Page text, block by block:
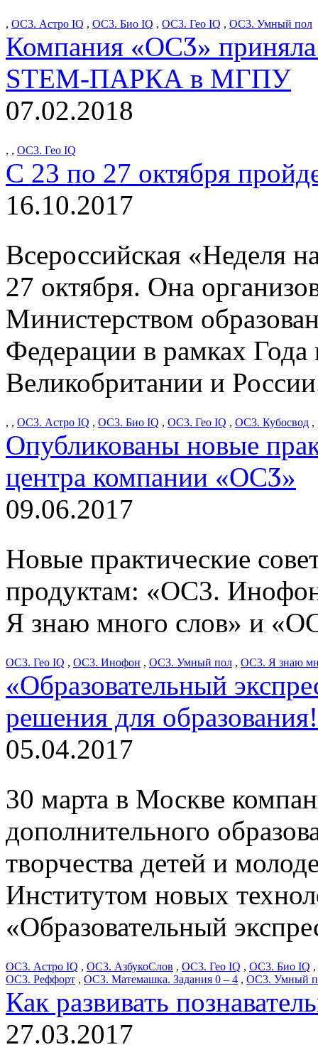
, ОС3. Астро IQ , ОС3. Био IQ , ОС3. Гео IQ , ОС3. Умный пол
Компания «ОСӠ» приняла
STEM-ПАРКА в МГПУ
07.02.2018
, , ОС3. Гео IQ
С 23 по 27 октября
16.10.2017
Всероссийская «Неделя
27 октября. Она
Министерством
Федерации в рамках Года
Великобритании и
, , ОС3. Астро IQ , ОС3. Био IQ , ОС3. Гео IQ , ОС3. Кубосвод ,
Опубликованы новые
центра компании «ОСӠ»
09.06.2017
Новые практические
продуктам: «ОС3.
Я знаю много слов» и
ОС3. Гео IQ , ОС3. Инофон , ОС3. Умный пол , ОС3. Я знаю
«Образовательный
решения для образования!
05.04.2017
30 марта в Москве
дополнительного
творчества детей и
Институтом новых
«Образовательный
ОС3. Астро IQ , ОС3. АзбукоСлов , ОС3. Гео IQ , ОС3. Био IQ ,
ОС3. Реффорт , ОС3. Матемашка. Задания 0 – 4 , ОС3. Умный
Как развивать
27.03.2017